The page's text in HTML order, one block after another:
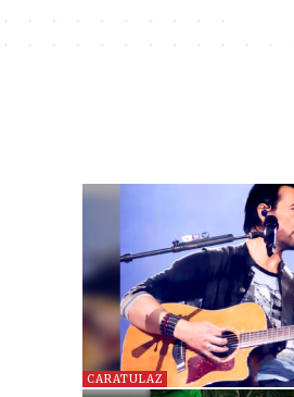
CARATULAZ